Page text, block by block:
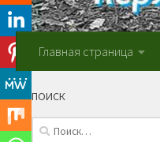
Главная страница
ПОИСК
Найти: